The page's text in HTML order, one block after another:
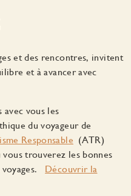
et des rencontres, invitent
et à avancer avec
avec vous les
du voyageur de
Responsable (ATR)
trouverez les bonnes
Découvrir la